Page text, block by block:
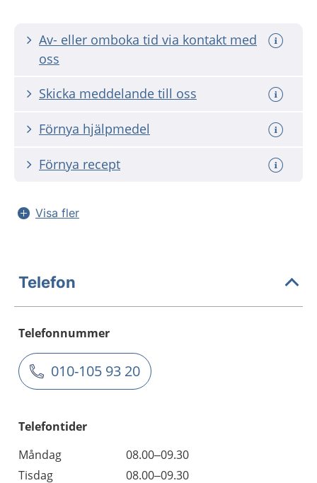
Av- eller omboka tid via kontakt med
oss
Skicka meddelande till oss
Förnya hjälpmedel
Förnya recept
Visa fler
Telefon
Telefonnummer
010-105 93 20
Telefontider
Måndag
08.00–09.30
Tisdag
08.00–09.30